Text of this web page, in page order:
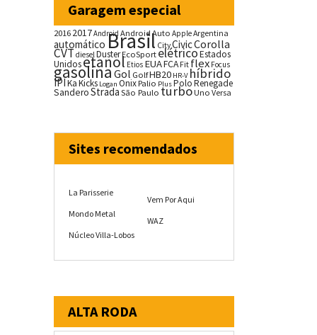
Garagem especial
20162017Android Android Auto AppleArgentina
automáticoBrasil CityCivicCorolla
CVT dieselDusterEcoSport elétricoEstados
Unidosetanol Etios EUAFCA Fit flex Focus
gasolina Gol GolfHB20 HR-V híbrido
IPIKaKicks Logan OnixPalio PlusPoloRenegade
SanderoStrada São Paulo turboUno Versa
Sites recomendados
La Parisserie
Mondo Metal
Núcleo Villa-Lobos
Vem Por Aqui
WAZ
ALTA RODA